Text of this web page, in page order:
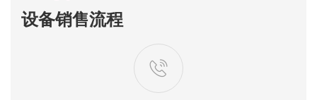
设备销售流程